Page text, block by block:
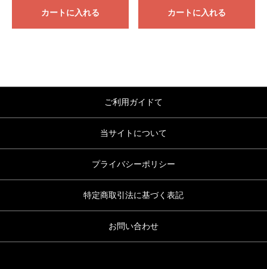
カートに入れる カートに入れる
ご利用ガイドて
当サイトについて
プライバシーポリシー
特定商取引法に基づく表記
お問い合わせ